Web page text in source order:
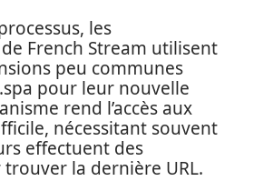
les
French Stream utilisent
peu communes
pour leur nouvelle
rend l’accès aux
nécessitant souvent
effectuent des
la dernière URL.